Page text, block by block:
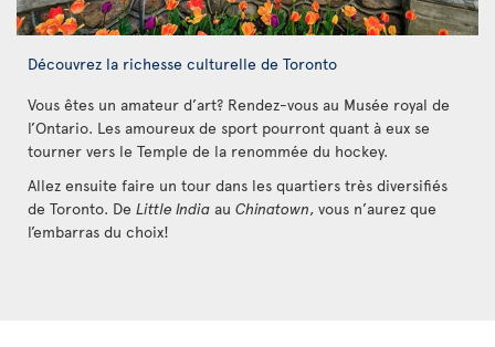
Découvrez la richesse culturelle de Toronto
Vous êtes un amateur d’art? Rendez-vous au Musée royal de
l’Ontario. Les amoureux de sport pourront quant à eux se
tourner vers le Temple de la renommée du hockey.
Allez ensuite faire un tour dans les quartiers très diversifiés
de Toronto. De Little India au Chinatown, vous n’aurez que
l’embarras du choix!